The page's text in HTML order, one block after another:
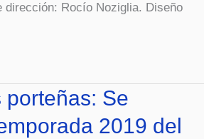
dirección: Rocío Noziglia. Diseño
Se
2019 del